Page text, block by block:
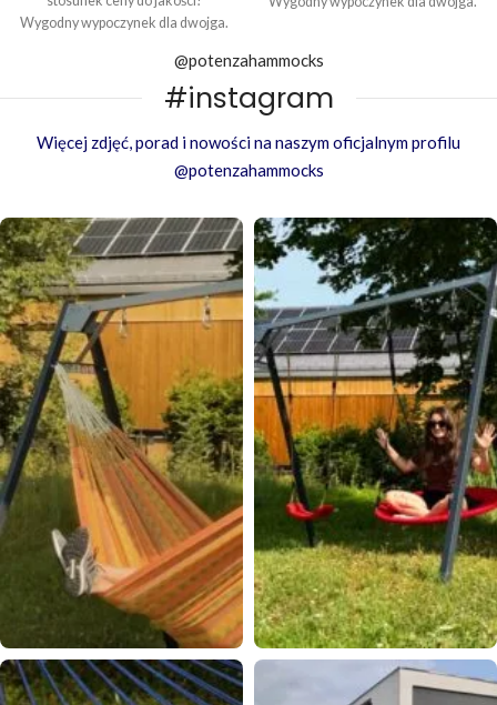
Wygodny wypoczynek dla dwojga.
@potenzahammocks
#instagram
Więcej zdjęć, porad i nowości na naszym oficjalnym profilu
@potenzahammocks